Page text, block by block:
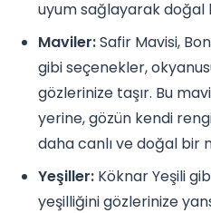
uyum sağlayarak doğal
Maviler:Safir Mavisi,
gibi seçenekler,
gözlerinize taşır. Bu
yerine, gözün kendi
daha canlı ve doğal bir
Yeşiller: Köknar Yeşili
yeşilliğini gözlerinize